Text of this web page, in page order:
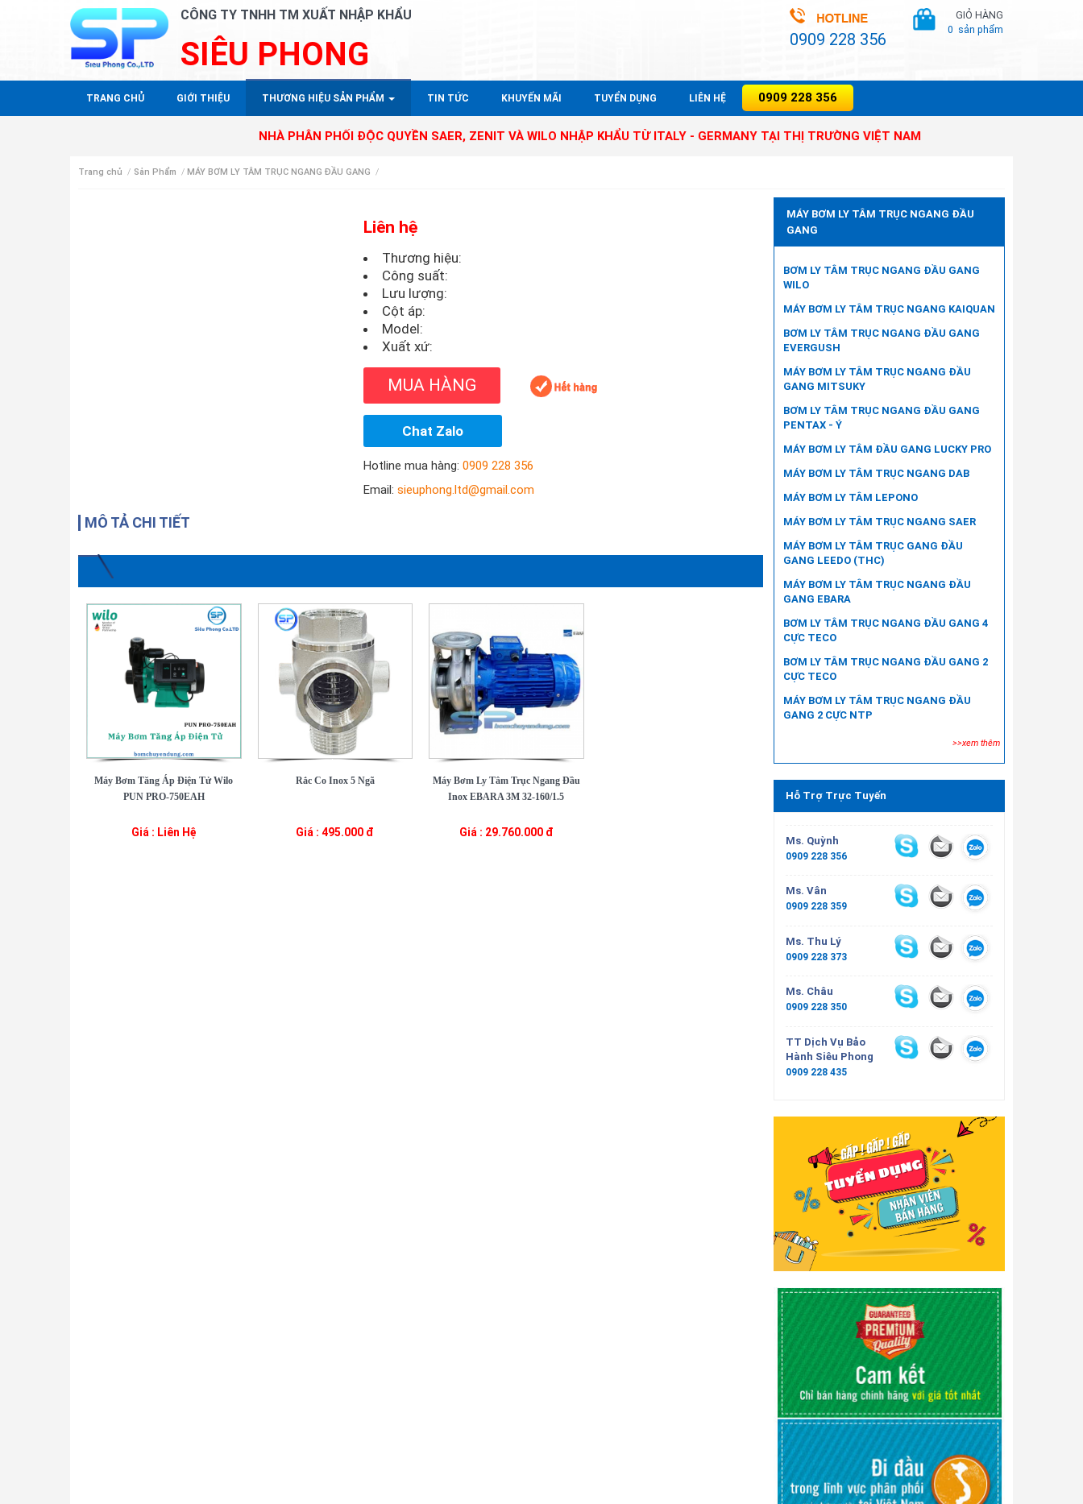
CÔNG TY TNHH TM XUẤT NHẬP KHẨU
SIÊU PHONG 0909 228 356
GIỎ HÀNG
0 sản phẩm
TRANG CHỦ GIỚI THIỆU THƯƠNG HIỆU SẢN PHẨM TIN TỨC KHUYẾN MÃI TUYỂN DỤNG LIÊN HỆ 0909 228 356
NHÀ PHÂN PHỐI ĐỘC QUYỀN SAER, ZENIT VÀ WILO NHẬP KHẨU TỪ ITALY - GERMANY TẠI THỊ TRƯỜNG VIỆT NAM
Trang chủ / Sản Phẩm / MÁY BƠM LY TÂM TRỤC NGANG ĐẦU GANG /
Liên hệ
Thương hiệu:
Công suất:
Lưu lượng:
Cột áp:
Model:
Xuất xứ:
MUA HÀNG
Chat Zalo
Hotline mua hàng:0909 228 356
Email:sieuphong.ltd@gmail.com
MÔ TẢ CHI TIẾT
Máy Bơm Tăng Áp Điện Tử Wilo
PUN PRO-750EAH
Giá : Liên Hệ
Rắc Co Inox 5 Ngã
Giá : 495.000 đ
Máy Bơm Ly Tâm Trục Ngang Đầu
Inox EBARA 3M 32-160/1.5
Giá : 29.760.000 đ
MÁY BƠM LY TÂM TRỤC NGANG ĐẦU
GANG
BƠM LY TÂM TRỤC NGANG ĐẦU GANG
WILO
MÁY BƠM LY TÂM TRỤC NGANG KAIQUAN
BƠM LY TÂM TRỤC NGANG ĐẦU GANG
EVERGUSH
MÁY BƠM LY TÂM TRỤC NGANG ĐẦU
GANG MITSUKY
BƠM LY TÂM TRỤC NGANG ĐẦU GANG
PENTAX - Ý
MÁY BƠM LY TÂM ĐẦU GANG LUCKY PRO
MÁY BƠM LY TÂM TRỤC NGANG DAB
MÁY BƠM LY TÂM LEPONO
MÁY BƠM LY TÂM TRỤC NGANG SAER
MÁY BƠM LY TÂM TRỤC GANG ĐẦU
GANG LEEDO (THC)
MÁY BƠM LY TÂM TRỤC NGANG ĐẦU
GANG EBARA
BƠM LY TÂM TRỤC NGANG ĐẦU GANG 4
CỰC TECO
BƠM LY TÂM TRỤC NGANG ĐẦU GANG 2
CỰC TECO
MÁY BƠM LY TÂM TRỤC NGANG ĐẦU
GANG 2 CỰC NTP
>>xem thêm
Hỗ Trợ Trực Tuyến
Ms. Quỳnh
0909 228 356
Ms. Vân
0909 228 359
Ms. Thu Lý
0909 228 373
Ms. Châu
0909 228 350
TT Dịch Vụ Bảo
Hành Siêu Phong
0909 228 435